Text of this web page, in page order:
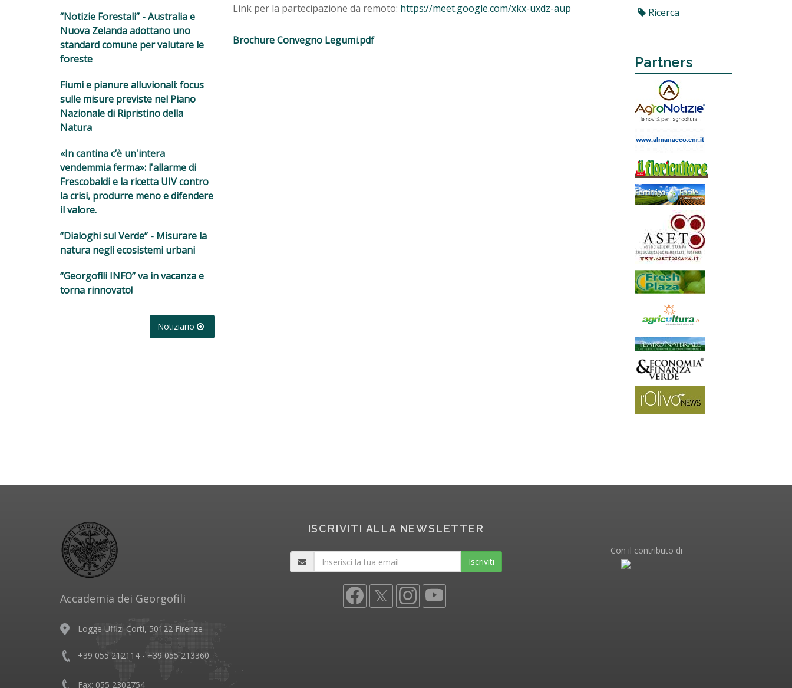
“Notizie Forestali” - Australia e
Nuova Zelanda adottano uno
standard comune per valutare le
foreste
Fiumi e pianure alluvionali: focus
sulle misure previste nel Piano
Nazionale di Ripristino della
Natura
«In cantina c’è un'intera
vendemmia ferma»: l'allarme di
Frescobaldi e la ricetta UIV contro
la crisi, produrre meno e difendere
il valore.
“Dialoghi sul Verde” - Misurare la
natura negli ecosistemi urbani
“Georgofili INFO” va in vacanza e
torna rinnovato!
Notiziario
Link per la partecipazione da remoto: https://meet.google.com/xkx-uxdz-aup
Brochure Convegno Legumi.pdf
Ricerca
Partners
Accademia dei Georgofili
Logge Uffizi Corti, 50122 Firenze
+39 055 212114 - +39 055 213360
Fax: 055 2302754
ISCRIVITI ALLA NEWSLETTER
Iscriviti
Con il contributo di